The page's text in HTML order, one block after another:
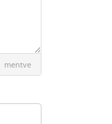
mentve